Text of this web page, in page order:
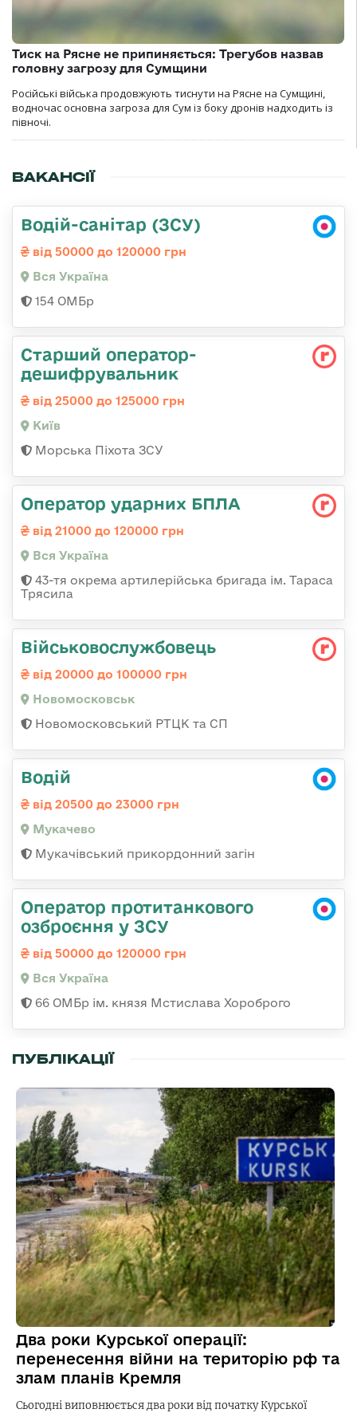
Тиск на Рясне не припиняється: Трегубов назвав
головну загрозу для Сумщини
Російські війська продовжують тиснути на Рясне на Сумщині,
водночас основна загроза для Сум із боку дронів надходить із
півночі.
ВАКАНСІЇ
Водій-санітар (ЗСУ)
від 50000 до 120000 грн
Вся Україна
154 ОМБр
Старший оператор-
дешифрувальник
від 25000 до 125000 грн
Київ
Морська Піхота ЗСУ
Оператор ударних БПЛА
від 21000 до 120000 грн
Вся Україна
43-тя окрема артилерійська бригада ім. Тараса
Трясила
Військовослужбовець
від 20000 до 100000 грн
Новомосковськ
Новомосковський РТЦК та СП
Водій
від 20500 до 23000 грн
Мукачево
Мукачівський прикордонний загін
Оператор протитанкового
озброєння у ЗСУ
від 50000 до 120000 грн
Вся Україна
66 ОМБр ім. князя Мстислава Хороброго
ПУБЛІКАЦІЇ
Два роки Курської операції:
перенесення війни на територію рф та
злам планів Кремля
Сьогодні виповнюється два роки від початку Курської